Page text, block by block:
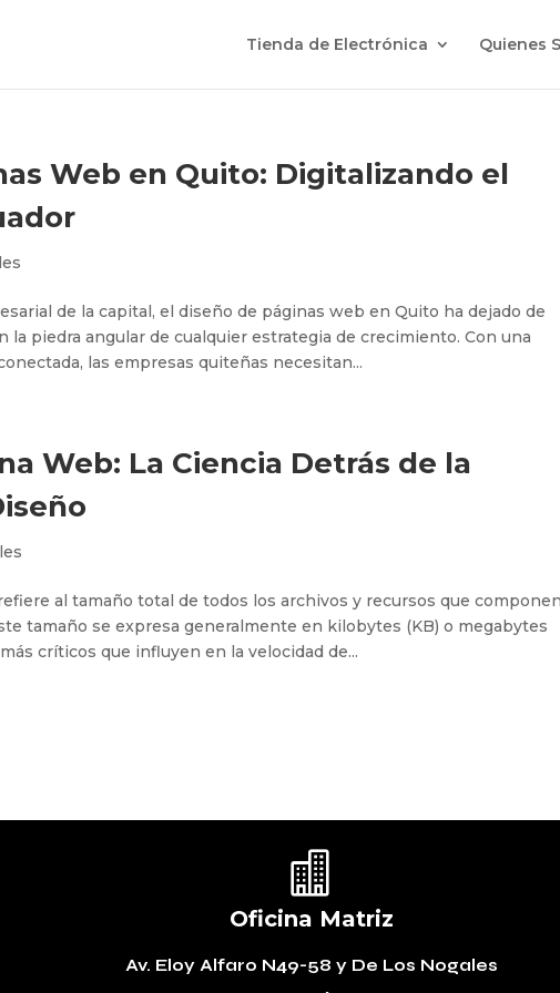
Tienda de Electrónica Quienes
Web en Quito: Digitalizando el
de la capital, el diseño de páginas web en Quito ha dejado de
la piedra angular de cualquier estrategia de crecimiento. Con una
las empresas quiteñas necesitan...
Web: La Ciencia Detrás de la
al tamaño total de todos los archivos y recursos que
tamaño se expresa generalmente en kilobytes (KB) o megabytes
críticos que influyen en la velocidad de...

Oficina Matriz
Av. Eloy Alfaro N49-58 y De Los Nogales